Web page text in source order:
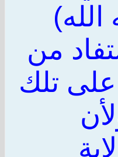
الله)
من
على تلك